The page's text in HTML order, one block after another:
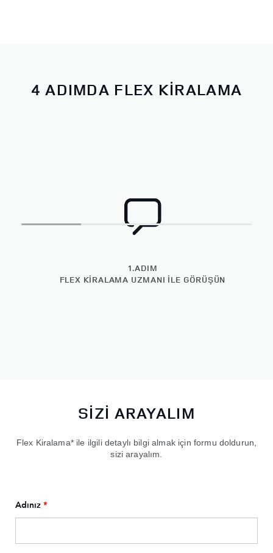
4 ADIMDA FLEX KİRALAMA
1.ADIM
FLEX KİRALAMA UZMANI İLE GÖRÜŞÜN
SİZİ ARAYALIM
Flex Kiralama* ile ilgili detaylı bilgi almak için formu doldurun,
sizi arayalım.
Adınız *